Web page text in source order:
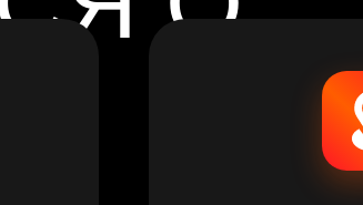
8 ФИЛИАЛОВ
ПО ГОРОДУ